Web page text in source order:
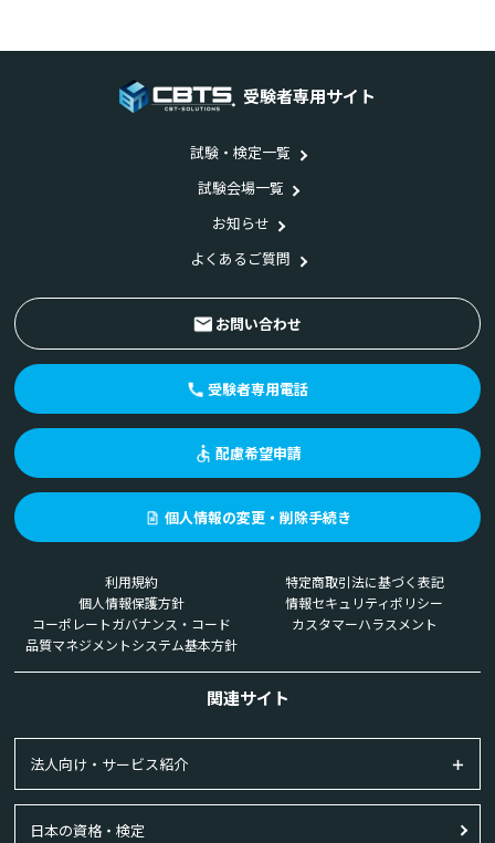
受験者専用サイト
試験・検定一覧
試験会場一覧
お知らせ
よくあるご質問
お問い合わせ
受験者専用電話
配慮希望申請
個人情報の変更・削除手続き
利用規約
特定商取引法に基づく表記
個人情報保護方針
情報セキュリティポリシー
コーポレートガバナンス・コード
カスタマーハラスメント
品質マネジメントシステム基本方針
関連サイト
法人向け・サービス紹介
日本の資格・検定